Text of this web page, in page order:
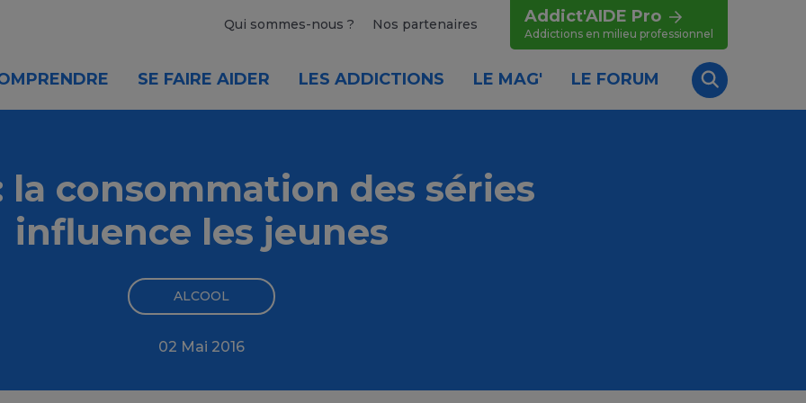
Qui sommes-nous ? Nos partenaires Addict'AIDE Pro
Addictions en milieu professionnel
SE FAIRE AIDER LES ADDICTIONS LE MAG' LE FORUM
Recherche
la consommation des séries
influence les jeunes
ALCOOL
02 Mai 2016